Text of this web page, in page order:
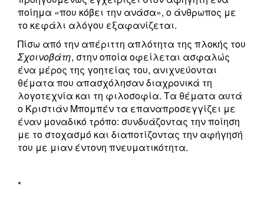
ποίημα «που κόβει την ανάσα», ο άνθρωπος με
το κεφάλι αλόγου εξαφανίζεται.
Πίσω από την απέριττη απλότητα της πλοκής του
Σχοινοβάτη, στην οποία οφείλεται ασφαλώς
ένα μέρος της γοητείας του, ανιχνεύονται
θέματα που απασχόλησαν διαχρονικά τη
λογοτεχνία και τη φιλοσοφία. Τα θέματα αυτά
ο Κριστιάν Μπομπέν τα επαναπροσεγγίζει με
έναν μοναδικό τρόπο: συνδυάζοντας την ποίηση
με το στοχασμό και διαποτίζοντας την αφήγησή
του με μιαν έντονη πνευματικότητα.
*